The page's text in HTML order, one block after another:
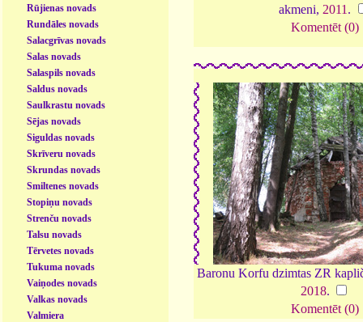
Rūjienas novads
Rundāles novads
Salacgrīvas novads
Salas novads
Salaspils novads
Saldus novads
Saulkrastu novads
Sējas novads
Siguldas novads
Skrīveru novads
Skrundas novads
Smiltenes novads
Stopiņu novads
Strenču novads
Talsu novads
Tērvetes novads
Tukuma novads
Vaiņodes novads
Valkas novads
Valmiera
akmeni, 2011 .
Komentēt (0)
Baronu Korfu dzimtas ZR
2018.
Komentēt (0)